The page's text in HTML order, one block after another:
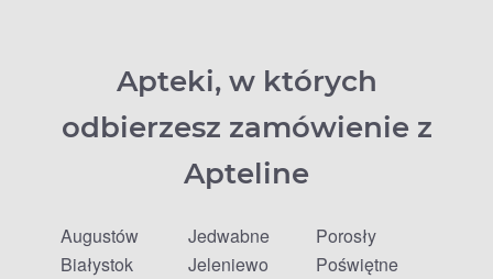
Apteki, w których
odbierzesz zamówienie z
Apteline
Augustów
Białystok
Jedwabne
Jeleniewo
Porosły
Poświętne